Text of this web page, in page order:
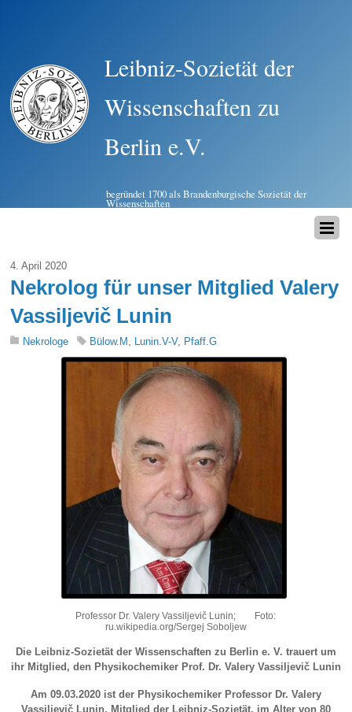
Leibniz-Sozietät der
Wissenschaften zu
Berlin e.V.
begründet 1700 als Brandenburgische Sozietät der
Wissenschaften
4. April 2020
Nekrolog für unser Mitglied Valery
Vassiljevič Lunin
Nekrologe Bülow.M , Lunin.V-V, Pfaff.G
Professor Dr. Valery Vassiljevič Lunin; Foto:
ru.wikipedia.org/Sergej Soboljew
Die Leibniz-Sozietät der Wissenschaften zu Berlin e. V. trauert um
ihr Mitglied, den Physikochemiker Prof. Dr. Valery Vassiljevič Lunin
Am 09.03.2020 ist der Physikochemiker Professor Dr. Valery
Vassiljevič Lunin, Mitglied der Leibniz-Sozietät, im Alter von 80